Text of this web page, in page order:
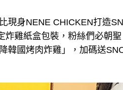
現身NENE CHICKEN打造
雞紙盒包裝，粉絲們必朝
韓國烤肉炸雞」，加碼送